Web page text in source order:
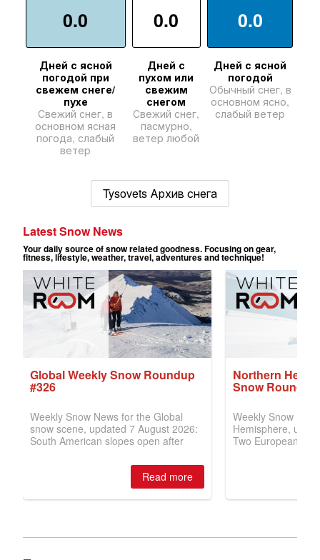
0.0
Дней с ясной
погодой при
свежем снеге/
пухе
Свежий снег, в
основном ясная
погода, слабый
ветер
0.0
Дней с
пухом или
свежим
снегом
Свежий снег,
пасмурно,
ветер любой
0.0
Дней с ясной
погодой
Обычный снег, в
основном ясно,
слабый ветер
Tysovets Архив снега